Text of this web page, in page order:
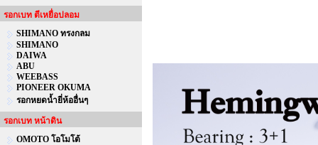
รอกเบท ตีเหยื่อปลอม
SHIMANO ทรงกลม
SHIMANO
DAIWA
ABU
WEEBASS
PIONEER OKUMA
รอกหยดน้ำยี่ห้ออื่นๆ
รอกเบท หน้าดิน
OMOTO โอโมโต้